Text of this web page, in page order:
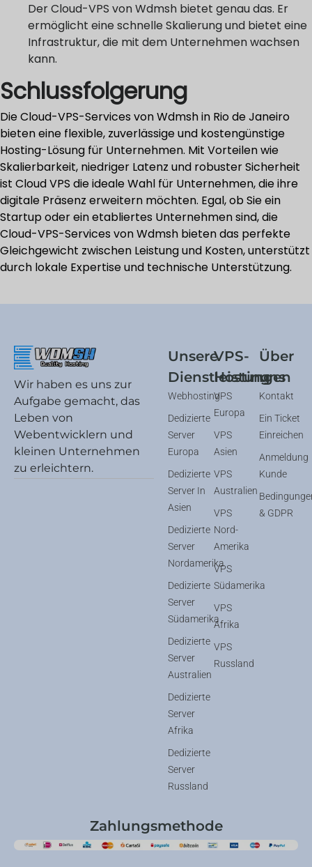
Der Cloud-VPS von Wdmsh bietet genau das. Er
ermöglicht eine schnelle Skalierung und bietet eine
Infrastruktur, die mit dem Unternehmen wachsen
kann.
Schlussfolgerung
Die Cloud-VPS-Services von Wdmsh in Rio de Janeiro
bieten eine flexible, zuverlässige und kostengünstige
Hosting-Lösung für Unternehmen. Mit Vorteilen wie
Skalierbarkeit, niedriger Latenz und robuster Sicherheit
ist Cloud VPS die ideale Wahl für Unternehmen, die ihre
digitale Präsenz erweitern möchten. Egal, ob Sie ein
Startup oder ein etabliertes Unternehmen sind, die
Cloud-VPS-Services von Wdmsh bieten das perfekte
Gleichgewicht zwischen Leistung und Kosten, unterstützt
durch lokale Expertise und technische Unterstützung.
Wir haben es uns zur
Aufgabe gemacht, das
Leben von
Webentwicklern und
kleinen Unternehmen
zu erleichtern.
Unsere
Dienstleistungen
Webhosting
Dedizierte
Server
Europa
Dedizierte
Server In
Asien
Dedizierte
Server
Nordamerika
Dedizierte
Server
Südamerika
Dedizierte
Server
Australien
Dedizierte
Server
Afrika
Dedizierte
Server
Russland
VPS-
Hosting
VPS
Europa
VPS
Asien
VPS
Australien
VPS
Nord-
Amerika
VPS
Südamerika
VPS
Afrika
VPS
Russland
Über
uns
Kontakt
Ein Ticket
Einreichen
Anmeldung
Kunde
& GDPR
Zahlungsmethode